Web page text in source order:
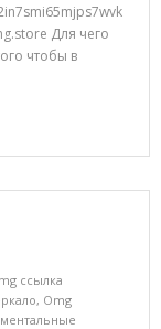
Для чего
чтобы в
ссылка
, Omg